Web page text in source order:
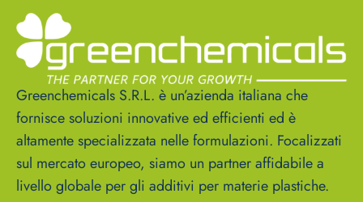
Greenchemicals S.R.L. è un’azienda italiana che
fornisce soluzioni innovative ed efficienti ed è
altamente specializzata nelle formulazioni. Focalizzati
sul mercato europeo, siamo un partner affidabile a
livello globale per gli additivi per materie plastiche.